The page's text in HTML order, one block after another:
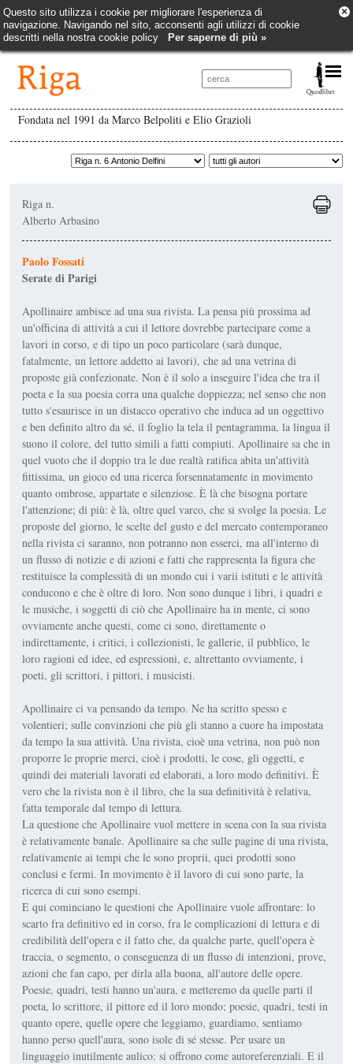
Questo sito utilizza i cookie per migliorare l'esperienza di
navigazione. Navigando nel sito, acconsenti agli utilizzi di cookie
descritti nella nostra cookie policy
Per saperne di più »
×
Fondata nel 1991 da Marco Belpoliti e Elio Grazioli
Riga n.
Alberto Arbasino
Paolo Fossati
Serate di Parigi
Apollinaire ambisce ad una sua rivista. La pensa più prossima ad
un'officina di attività a cui il lettore dovrebbe partecipare come a
lavori in corso, e di tipo un poco particolare (sarà dunque,
fatalmente, un lettore addetto ai lavori), che ad una vetrina di
proposte già confezionate. Non è il solo a inseguire l'idea che tra il
poeta e la sua poesia corra una qualche doppiezza; nel senso che non
tutto s'esaurisce in un distacco operativo che induca ad un oggettivo
e ben definito altro da sé, il foglio la tela il pentagramma, la lingua il
suono il colore, del tutto simili a fatti compiuti. Apollinaire sa che in
quel vuoto che il doppio tra le due realtà ratifica abita un'attività
fittissima, un gioco ed una ricerca forsennatamente in movimento
quanto ombrose, appartate e silenziose. È là che bisogna portare
l'attenzione; di più: è là, oltre quel varco, che si svolge la poesia. Le
proposte del giorno, le scelte del gusto e del mercato contemporaneo
nella rivista ci saranno, non potranno non esserci, ma all'interno di
un flusso di notizie e di azioni e fatti che rappresenta la figura che
restituisce la complessità di un mondo cui i varii istituti e le attività
conducono e che è oltre di loro. Non sono dunque i libri, i quadri e
le musiche, i soggetti di ciò che Apollinaire ha in mente, ci sono
ovviamente anche questi, come ci sono, direttamente o
indirettamente, i critici, i collezionisti, le gallerie, il pubblico, le
loro ragioni ed idee, ed espressioni, e, altrettanto ovviamente, i
poeti, gli scrittori, i pittori, i musicisti.
Apollinaire ci va pensando da tempo. Ne ha scritto spesso e
volentieri; sulle convinzioni che più gli stanno a cuore ha impostata
da tempo la sua attività. Una rivista, cioè una vetrina, non può non
proporre le proprie merci, cioè i prodotti, le cose, gli oggetti, e
quindi dei materiali lavorati ed elaborati, a loro modo definitivi. È
vero che la rivista non è il libro, che la sua definitività è relativa,
fatta temporale dal tempo di lettura.
La questione che Apollinaire vuol mettere in scena con la sua rivista
è relativamente banale. Apollinaire sa che sulle pagine di una rivista,
relativamente ai tempi che le sono proprii, quei prodotti sono
conclusi e fermi. In movimento è il lavoro di cui sono parte, la
ricerca di cui sono esempi.
E qui cominciano le questioni che Apollinaire vuole affrontare: lo
scarto fra definitivo ed in corso, fra le complicazioni di lettura e di
credibilità dell'opera e il fatto che, da qualche parte, quell'opera è
traccia, o segmento, o conseguenza di un flusso di intenzioni, prove,
azioni che fan capo, per dirla alla buona, all'autore delle opere.
Poesie, quadri, testi hanno un'aura, e metteremo da quelle parti il
poeta, lo scrittore, il pittore ed il loro mondo; poesie, quadri, testi in
quanto opere, quelle opere che leggiamo, guardiamo, sentiamo
hanno perso quell'aura, sono isole di sé stesse. Per usare un
linguaggio inutilmente aulico: si offrono come autoreferenziali. E il